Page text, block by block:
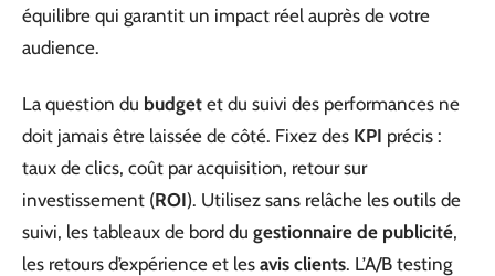
équilibre qui garantit un impact réel auprès de votre
audience.
La question du budget et du suivi des performances ne
doit jamais être laissée de côté. Fixez des KPI précis :
taux de clics, coût par acquisition, retour sur
investissement (ROI). Utilisez sans relâche les outils de
suivi, les tableaux de bord du gestionnaire de publicité,
les retours d’expérience et les avis clients. L’A/B testing